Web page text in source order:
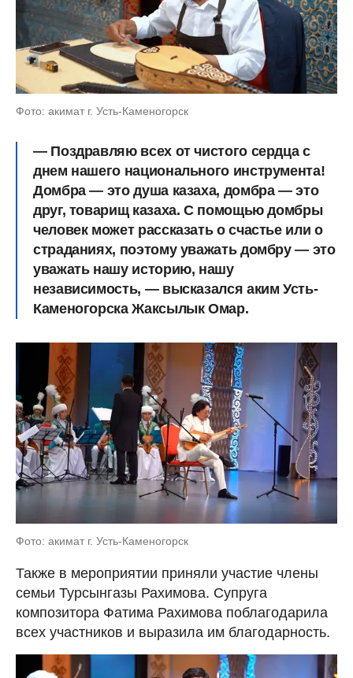
Фото: акимат г. Усть-Каменогорск
— Поздравляю всех от чистого сердца с
днем нашего национального инструмента!
Домбра — это душа казаха, домбра — это
друг, товарищ казаха. С помощью домбры
человек может рассказать о счастье или о
страданиях, поэтому уважать домбру — это
уважать нашу историю, нашу
независимость, — высказался аким Усть-
Каменогорска Жаксылык Омар.
Фото: акимат г. Усть-Каменогорск
Также в мероприятии приняли участие члены
семьи Турсынгазы Рахимова. Супруга
композитора Фатима Рахимова поблагодарила
всех участников и выразила им благодарность.